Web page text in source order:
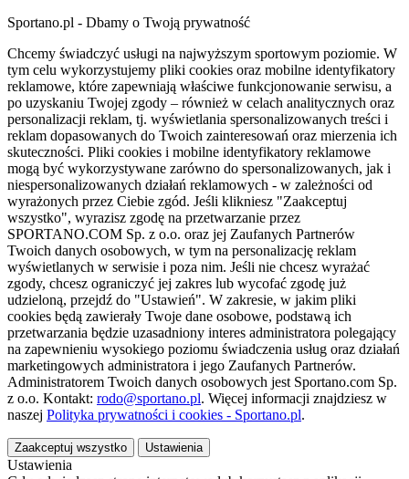
Sportano.pl - Dbamy o Twoją prywatność
Chcemy świadczyć usługi na najwyższym sportowym poziomie. W
tym celu wykorzystujemy pliki cookies oraz mobilne identyfikatory
reklamowe, które zapewniają właściwe funkcjonowanie serwisu, a
po uzyskaniu Twojej zgody – również w celach analitycznych oraz
personalizacji reklam, tj. wyświetlania spersonalizowanych treści i
reklam dopasowanych do Twoich zainteresowań oraz mierzenia ich
skuteczności. Pliki cookies i mobilne identyfikatory reklamowe
mogą być wykorzystywane zarówno do spersonalizowanych, jak i
niespersonalizowanych działań reklamowych - w zależności od
wyrażonych przez Ciebie zgód. Jeśli klikniesz "Zaakceptuj
wszystko", wyrazisz zgodę na przetwarzanie przez
SPORTANO.COM Sp. z o.o. oraz jej Zaufanych Partnerów
Twoich danych osobowych, w tym na personalizację reklam
wyświetlanych w serwisie i poza nim. Jeśli nie chcesz wyrażać
zgody, chcesz ograniczyć jej zakres lub wycofać zgodę już
udzieloną, przejdź do "Ustawień". W zakresie, w jakim pliki
cookies będą zawierały Twoje dane osobowe, podstawą ich
przetwarzania będzie uzasadniony interes administratora polegający
na zapewnieniu wysokiego poziomu świadczenia usług oraz działań
marketingowych administratora i jego Zaufanych Partnerów.
Administratorem Twoich danych osobowych jest Sportano.com Sp.
z o.o. Kontakt: rodo@sportano.pl. Więcej informacji znajdziesz w
naszej Polityka prywatności i cookies - Sportano.pl.
Zaakceptuj wszystko Ustawienia
Ustawienia